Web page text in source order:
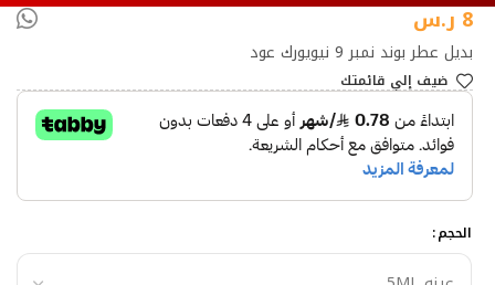
بديل عطر بوند نمبر 9 نيويورك عود
8 ر.س
ضيف إلي قائمتك
الحجم